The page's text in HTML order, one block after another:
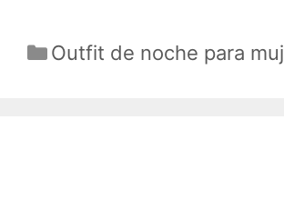
Categorías
Outfit de noche para